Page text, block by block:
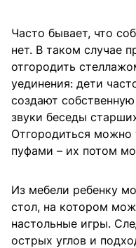
Часто бывает, что
нет. В таком случае
отгородить
уединения: дети
создают
звуки беседы
Отгородиться
пуфами – их потом
Из мебели ребенку
стол, на котором
настольные игры.
острых углов и